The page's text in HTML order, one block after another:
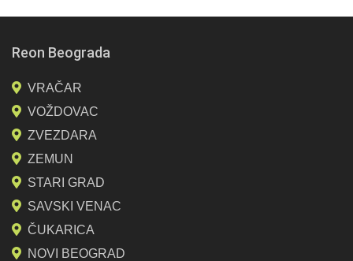
Reon Beograda
VRAČAR
VOŽDOVAC
ZVEZDARA
ZEMUN
STARI GRAD
SAVSKI VENAC
ČUKARICA
NOVI BEOGRAD